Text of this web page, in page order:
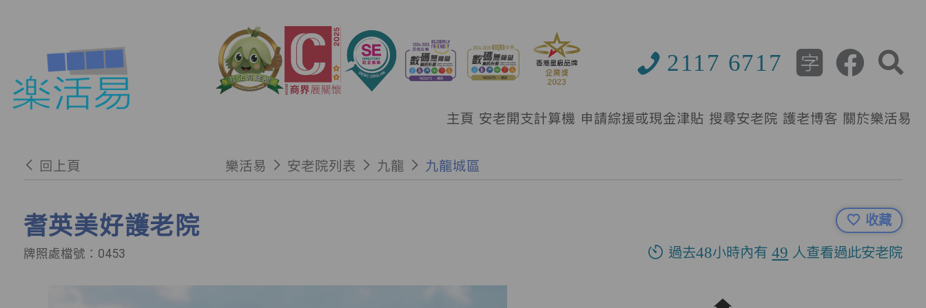
2117 6717
主頁 安老開支計算機 申請綜援或現金津貼 搜尋安老院 護老博客 關於樂活易
回上頁 樂活易 安老院列表 九龍 九龍城區
耆英美好護老院
牌照處檔號：0453
收藏
過去48小時內有49 人查看過此安老院